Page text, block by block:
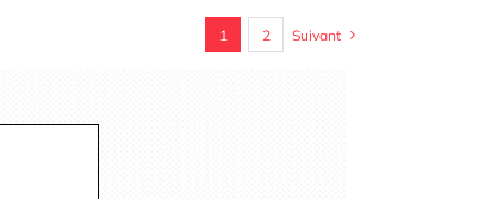
1 2 Suivant